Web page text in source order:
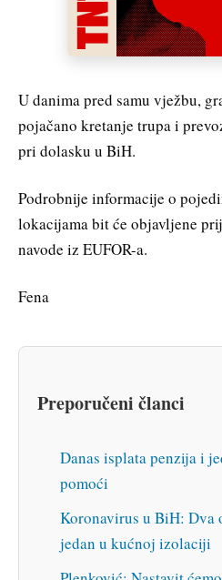
U danima pred samu vježbu,
pojačano kretanje trupa i
pri dolasku u BiH.
Podrobnije informacije o
lokacijama bit će objavljene
navode iz EUFOR-a.
Fena
Preporučeni članci
Danas isplata penzija i
pomoći
Koronavirus u BiH: Dva
jedan u kućnoj izolaciji